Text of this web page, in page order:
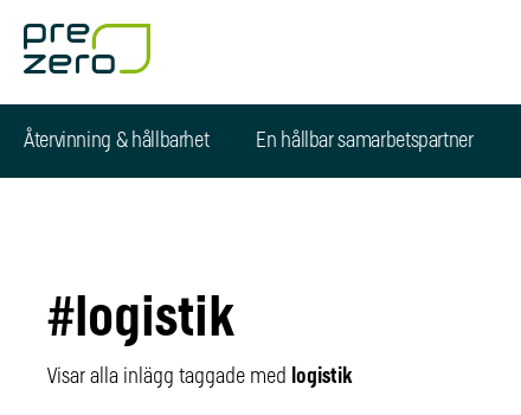
Återvinning & hållbarhet En hållbar samarbetspartner
#logistik
Visar alla inlägg taggade med logistik